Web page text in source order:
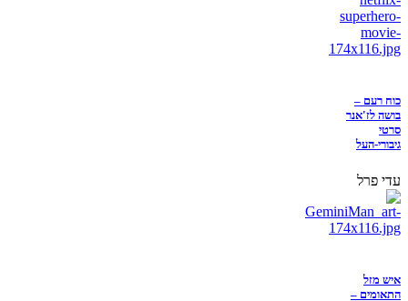
כוח רעם –
בושה לז'אנר
סרטי
גיבורי-העל
עדי פרל
איש מזל
התאומים –